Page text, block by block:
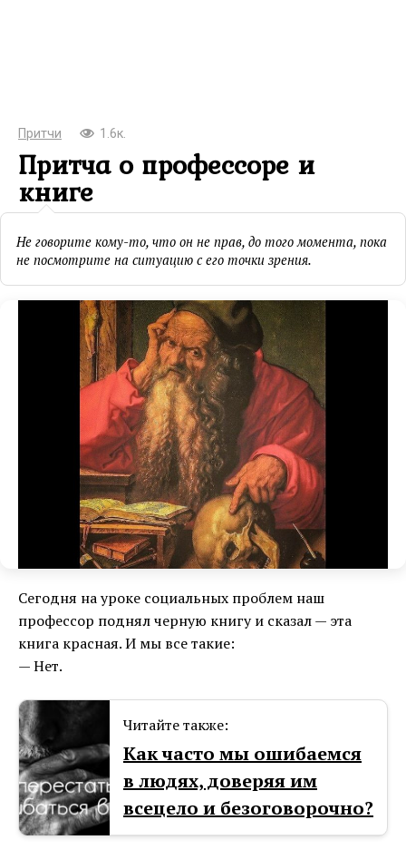
Притчи 1.6к.
Притча о профессоре и
книге
Не говорите кому-то, что он не прав, до того момента, пока
не посмотрите на ситуацию с его точки зрения.
Сегодня на уроке социальных проблем наш
профессор поднял черную книгу и сказал — эта
книга красная. И мы все такие:
— Нет.
Читайте также:
Как часто мы ошибаемся
в людях, доверяя им
всецело и безоговорочно?